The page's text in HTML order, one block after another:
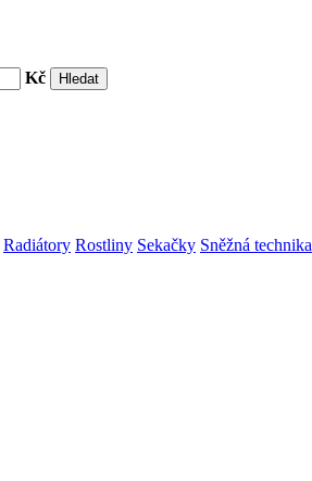
Kč
Radiátory Rostliny Sekačky Sněžná technika